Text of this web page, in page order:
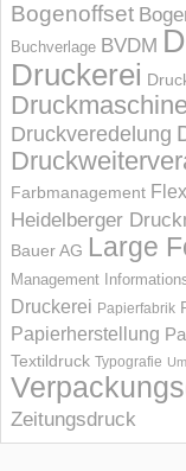
Bogenoffset
Buchverlage BVDM
Druckerei
Druckveredelung
Farbmanagement
Heidelberger
Bauer AG Large
Management
Druckerei Papierfabrik
Papierherstellung
Textildruck Typografie
Zeitungsdruck